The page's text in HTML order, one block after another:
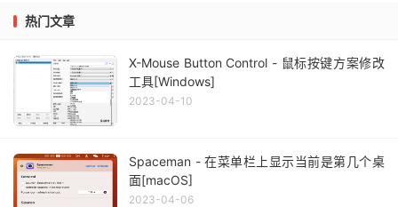
热门文章
X-Mouse Button Control - 鼠标按键方案修改
工具[Windows]
2023-04-10
Spaceman - 在菜单栏上显示当前是第几个桌
面[macOS]
2023-04-06